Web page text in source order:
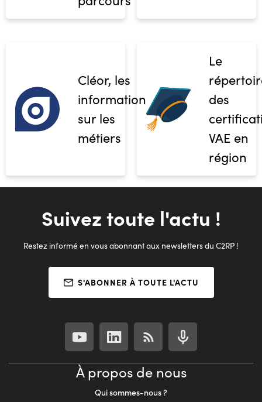
Cléor, les
informations
sur les
métiers
Le
des
VAE en
région
Suivez toute l'actu !
Restez informé en vous abonnant aux newsletters du C2RP !
S'ABONNER À TOUTE L'ACTU
À propos de nous
Qui sommes-nous ?